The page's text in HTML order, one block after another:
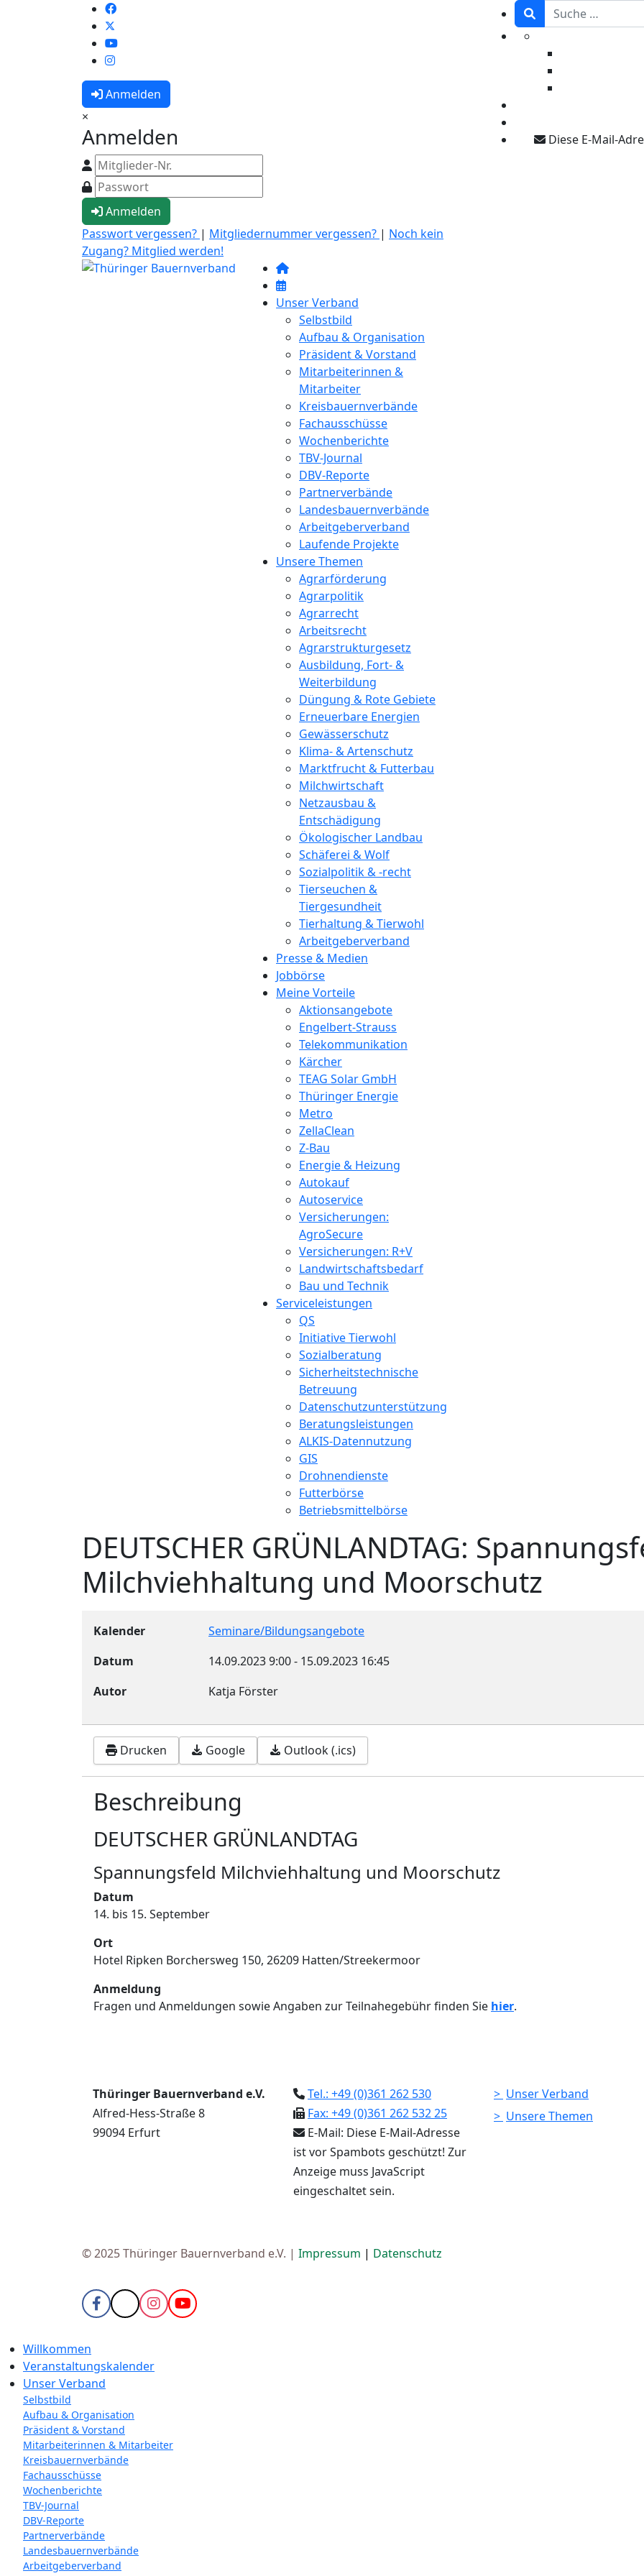
Anmelden
×
Anmelden
Anmelden
Passwort vergessen? | Mitgliedernummer vergessen? | Noch kein
Zugang? Mitglied werden!
Diese E-Mail-
Unser Verband
Selbstbild
Aufbau & Organisation
Präsident & Vorstand
Mitarbeiterinnen &
Mitarbeiter
Kreisbauernverbände
Fachausschüsse
Wochenberichte
TBV-Journal
DBV-Reporte
Partnerverbände
Landesbauernverbände
Arbeitgeberverband
Laufende Projekte
Unsere Themen
Agrarförderung
Agrarpolitik
Agrarrecht
Arbeitsrecht
Agrarstrukturgesetz
Ausbildung, Fort- &
Weiterbildung
Düngung & Rote Gebiete
Erneuerbare Energien
Gewässerschutz
Klima- & Artenschutz
Marktfrucht & Futterbau
Milchwirtschaft
Netzausbau &
Entschädigung
Ökologischer Landbau
Schäferei & Wolf
Sozialpolitik & -recht
Tierseuchen &
Tiergesundheit
Tierhaltung & Tierwohl
Arbeitgeberverband
Presse & Medien
Jobbörse
Meine Vorteile
Aktionsangebote
Engelbert-Strauss
Telekommunikation
Kärcher
TEAG Solar GmbH
Thüringer Energie
Metro
ZellaClean
Z-Bau
Energie & Heizung
Autokauf
Autoservice
Versicherungen:
AgroSecure
Versicherungen: R+V
Landwirtschaftsbedarf
Bau und Technik
Service­­leistungen
QS
Initiative Tierwohl
Sozialberatung
Sicherheitstechnische
Betreuung
Datenschutzunterstützung
Beratungsleistungen
ALKIS-Datennutzung
GIS
Drohnendienste
Futterbörse
Betriebsmittelbörse
DEUTSCHER GRÜNLANDTAG:
Milchviehhaltung und Moorschutz
Kalender
Seminare/Bildungsangebote
Datum
14.09.20239:00- 15.09.2023 16:45
Autor
Katja Förster
Drucken Google Outlook (.ics)
Beschreibung
DEUTSCHER GRÜNLANDTAG
Spannungsfeld Milchviehhaltung und Moorschutz
Datum
14. bis 15. September
Ort
Hotel Ripken Borchersweg 150, 26209 Hatten/Streekermoor
Anmeldung
Fragen und Anmeldungen sowie Angaben zur Teilnahegebühr finden Sie hier.
Thüringer Bauernverband e.V.
Alfred-Hess-Straße 8
99094 Erfurt
Tel.: +49 (0)361 262 530
Fax: +49 (0)361 262 532 25
E-Mail: Diese E-Mail-Adresse
ist vor Spambots geschützt! Zur
Anzeige muss JavaScript
eingeschaltet sein.
Unser Verband
Unsere Themen
© 2025 Thüringer Bauernverband e.V. | Impressum | Datenschutz
Willkommen
Veranstaltungskalender
Unser Verband
Selbstbild
Aufbau & Organisation
Präsident & Vorstand
Mitarbeiterinnen & Mitarbeiter
Kreisbauernverbände
Fachausschüsse
Wochenberichte
TBV-Journal
DBV-Reporte
Partnerverbände
Landesbauernverbände
Arbeitgeberverband